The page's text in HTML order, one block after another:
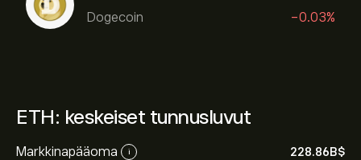
Dogecoin
-0.03%
ETH: keskeiset tunnusluvut
Markkinapääoma i 228.86B‎$‎